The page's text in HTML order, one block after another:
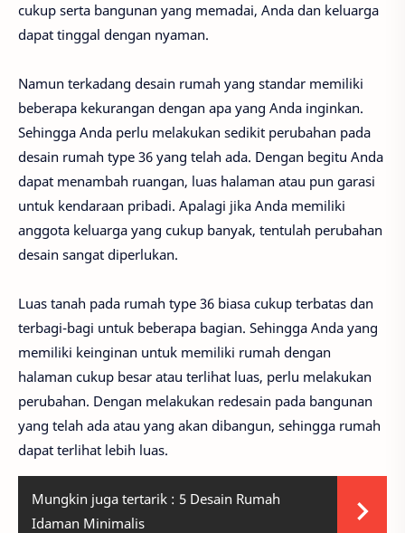
cukup serta bangunan yang memadai, Anda dan keluarga
dapat tinggal dengan nyaman.
Namun terkadang desain rumah yang standar memiliki
beberapa kekurangan dengan apa yang Anda inginkan.
Sehingga Anda perlu melakukan sedikit perubahan pada
desain rumah type 36 yang telah ada. Dengan begitu Anda
dapat menambah ruangan, luas halaman atau pun garasi
untuk kendaraan pribadi. Apalagi jika Anda memiliki
anggota keluarga yang cukup banyak, tentulah perubahan
desain sangat diperlukan.
Luas tanah pada rumah type 36 biasa cukup terbatas dan
terbagi-bagi untuk beberapa bagian. Sehingga Anda yang
memiliki keinginan untuk memiliki rumah dengan
halaman cukup besar atau terlihat luas, perlu melakukan
perubahan. Dengan melakukan redesain pada bangunan
yang telah ada atau yang akan dibangun, sehingga rumah
dapat terlihat lebih luas.
Mungkin juga tertarik : 5 Desain Rumah
Idaman Minimalis